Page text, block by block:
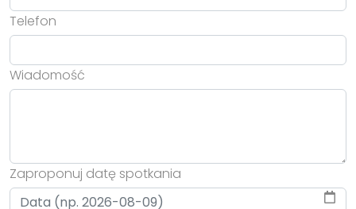
Telefon
Wiadomość
Zaproponuj datę spotkania